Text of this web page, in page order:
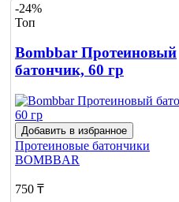
-24%
Топ
Bombbar Протеиновый
батончик, 60 гр
Добавить в избранное
Протеиновые батончики
BOMBBAR
750 ₸